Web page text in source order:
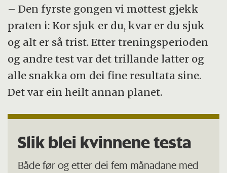
– Den fyrste gongen vi møttest gjekk
praten i: Kor sjuk er du, kvar er du sjuk
og alt er så trist. Etter treningsperioden
og andre test var det trillande latter og
alle snakka om dei fine resultata sine.
Det var ein heilt annan planet.
Slik blei kvinnene testa
Både før og etter dei fem månadane med